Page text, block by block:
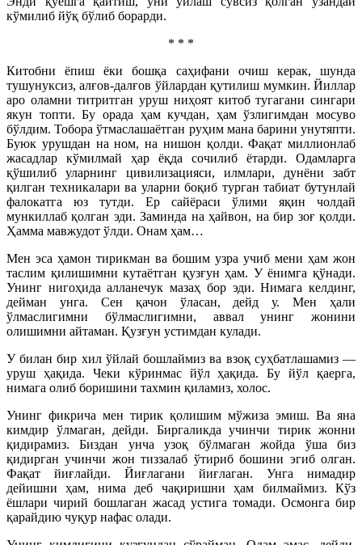
кўмилиб йўқ бўлиб борарди.
* * *
Китобни ёпиш ёки бошқа саҳифани очиш керак, шунда
тушунуксиз, алғов-далғов ўйлардан қутилиш мумкин. Йиллар
аро оламни титритган уруш ниҳоят китоб тугагани сингари
якун топти. Бу орада ҳам кучдан, ҳам ўзлигимдан мосуво
бўлдим. Тобора ўтмаслашаётган руҳим мана барини унутяпти.
Буюк урушдан на ном, на нишон қолди. Фақат миллионлаб
жасадлар кўмилмай ҳар ёқда сочилиб ётарди. Одамларга
қўшилиб уларнинг цивилизацияси, илмлари, дунёни забт
қилган техникалари ва уларни боқиб турган табиат бутунлай
фалокатга юз тутди. Ер сайёраси ўлими яқин чолдай
мункиллаб қолган эди. Заминда на ҳайвон, на бир зоғ қолди.
Ҳамма мавжудот ўлди. Онам ҳам…
Мен эса ҳамон тирикман ва бошим узра учиб мени ҳам жон
таслим қилишимни кутаётган қузғун ҳам. У ёнимга қўнади.
Унинг нигоҳида алланечук мазаҳ бор эди. Нимага келдинг,
дейман унга. Сен қачон ўласан, дейд у. Мен ҳали
ўлмаслигимни бўлмаслигимни, аввал унинг жонини
олишимни айтаман. Қузғун устимдан кулади.
У билан бир хил ўйлай бошлаймиз ва взоқ суҳбатлашамиз —
уруш ҳақида. Чеки кўринмас йўл ҳақида. Бу йўл қаерга,
нимага олиб боришини тахмин қиламиз, холос.
Унинг фикрича мен тирик қолишим мўжиза эмиш. Ва яна
кимдир ўлмаган, дейди. Биргаликда учинчи тирик жонни
қидирамиз. Биздан унча узоқ бўлмаган жойда ўша биз
қидирган учинчи жон тиззалаб ўтириб бошини эгиб олган.
Фақат йиғлайди. Йиғлагани йиғлаган. Унга нимадир
дейишни ҳам, нима деб чақиришни ҳам билмаймиз. Кўз
ёшлари чирий бошлаган жасад устига томади. Осмонга бир
қарайдию чуқур нафас олади.